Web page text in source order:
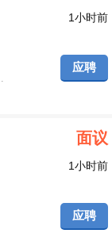
1小时前
应聘
面议
1小时前
应聘